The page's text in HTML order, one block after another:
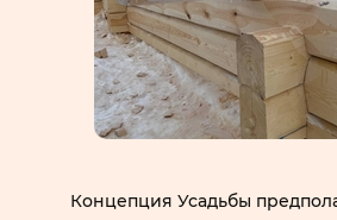
Концепция Усадьбы